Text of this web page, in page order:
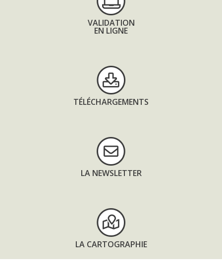
VALIDATION
EN LIGNE
TÉLÉCHARGEMENTS
LA NEWSLETTER
LA CARTOGRAPHIE